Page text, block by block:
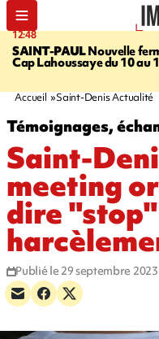
12:48
SAINT-PAULNouvelle
Cap Lahoussaye du 10 au
Accueil Saint-Denis Actualité
Témoignages,
Saint-
meeting
dire
Publié le 29 septembre